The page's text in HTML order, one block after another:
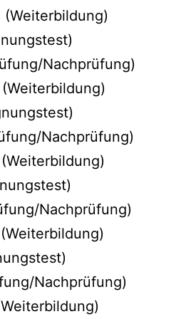
Nachprüfung)
Nachprüfung)
Nachprüfung)
Nachprüfung)